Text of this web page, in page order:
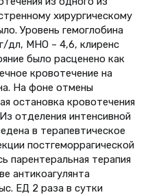
хирургическому
Уровень гемоглобина
дл, МНО – 4,6, клиренс
было расценено как
кровотечение на
На фоне отмены
остановка кровотечения
отделения интенсивной
в терапевтическое
постгеморрагической
парентеральная терапия
антикоагулянта
ЕД 2 раза в сутки